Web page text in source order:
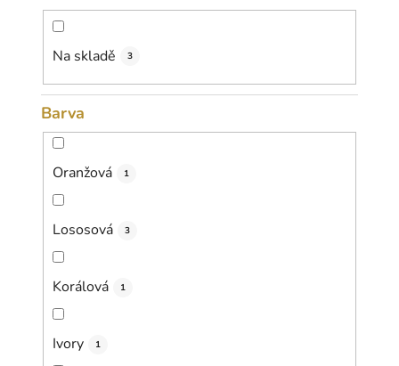
d
ů
Na skladě 3
Barva
Oranžová 1
Lososová 3
Korálová 1
Ivory 1